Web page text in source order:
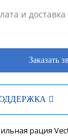
и доставка
Заказать
рация